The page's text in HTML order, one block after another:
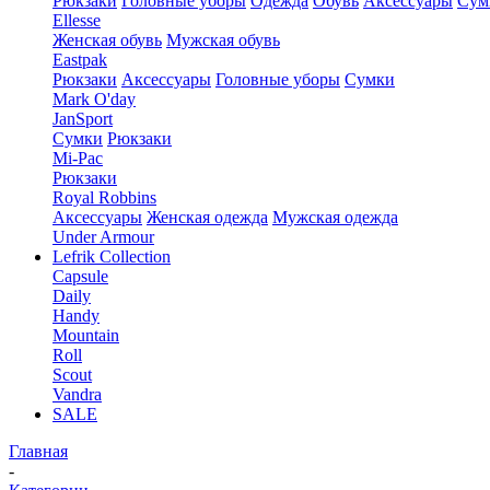
Ellesse
Женская обувь Мужская обувь
Eastpak
Рюкзаки Аксессуары Головные уборы Сумки
Mark O'day
JanSport
Сумки Рюкзаки
Mi-Pac
Рюкзаки
Royal Robbins
Аксессуары Женская одежда Мужская одежда
Under Armour
Lefrik Collection
Capsule
Daily
Handy
Mountain
Roll
Scout
Vandra
SALE
Главная
-